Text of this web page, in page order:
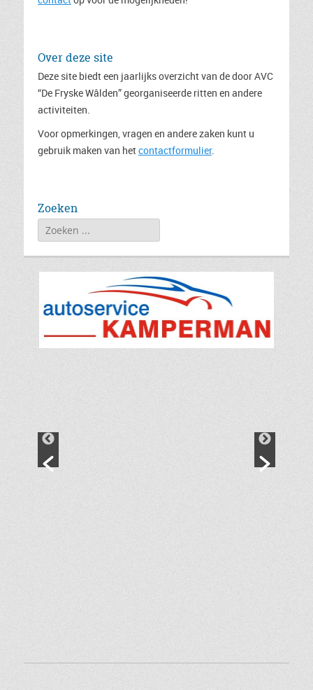
Over deze site
Deze site biedt een jaarlijks overzicht van de door AVC
“De Fryske Wâlden” georganiseerde ritten en andere
activiteiten.
Voor opmerkingen, vragen en andere zaken kunt u
gebruik maken van hetcontactformulier.
Zoeken
Zoeken
naar: